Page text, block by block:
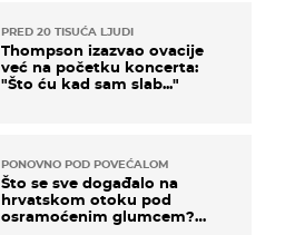
PRED 20 TISUĆA LJUDI
Thompson izazvao ovacije
već na početku koncerta:
"Što ću kad sam slab..."
PONOVNO POD POVEĆALOM
Što se sve događalo na
hrvatskom otoku pod
osramoćenim glumcem?